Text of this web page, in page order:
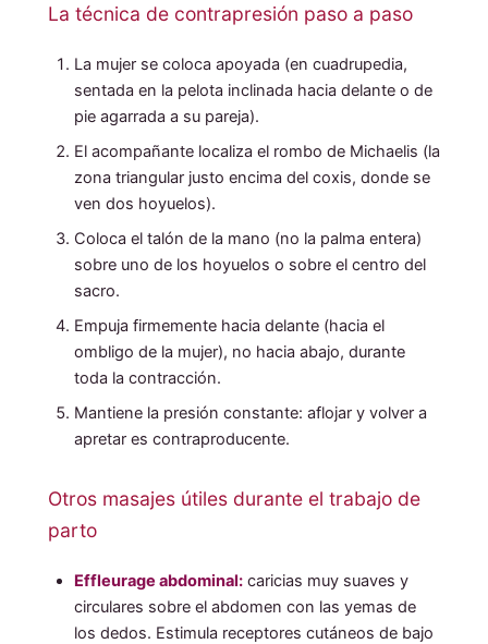
La técnica de contrapresión paso a paso
La mujer se coloca apoyada (en cuadrupedia,
sentada en la pelota inclinada hacia delante o de
pie agarrada a su pareja).
El acompañante localiza el rombo de Michaelis (la
zona triangular justo encima del coxis, donde se
ven dos hoyuelos).
Coloca el talón de la mano (no la palma entera)
sobre uno de los hoyuelos o sobre el centro del
sacro.
Empuja firmemente hacia delante (hacia el
ombligo de la mujer), no hacia abajo, durante
toda la contracción.
Mantiene la presión constante: aflojar y volver a
apretar es contraproducente.
Otros masajes útiles durante el trabajo de
parto
Effleurage abdominal: caricias muy suaves y
circulares sobre el abdomen con las yemas de
los dedos. Estimula receptores cutáneos de bajo